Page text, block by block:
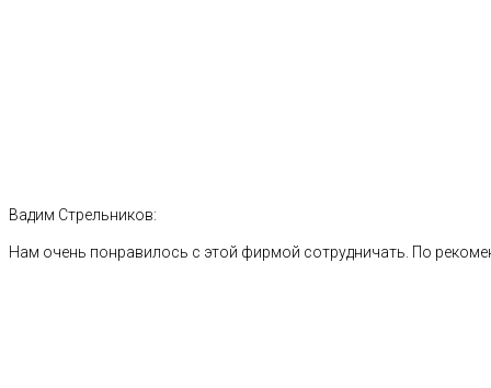
Вадим Стрельников:
Нам очень понравилось с этой фирмой сотрудничать. По